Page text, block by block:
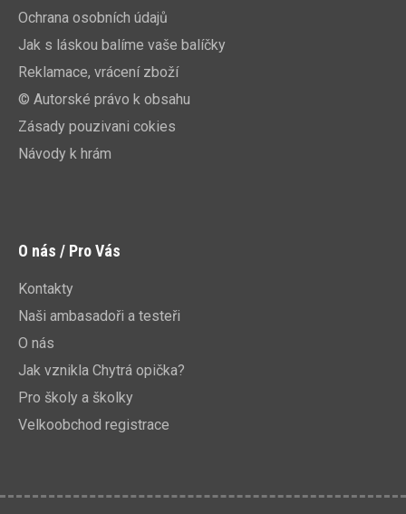
Ochrana osobních údajů
Jak s láskou balíme vaše balíčky
Reklamace, vrácení zboží
© Autorské právo k obsahu
Zásady pouzivani cokies
Návody k hrám
O nás / Pro Vás
Kontakty
Naši ambasadoři a testeři
O nás
Jak vznikla Chytrá opička?
Pro školy a školky
Velkoobchod registrace